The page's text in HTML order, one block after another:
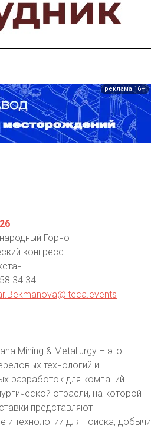
компании
реклама 16+
Горно-
конгресс
34 34
Mining & Metallurgy – это
технологий и
разработок для компаний
отрасли, на которой
представляют
и технологии для поиска, добычи